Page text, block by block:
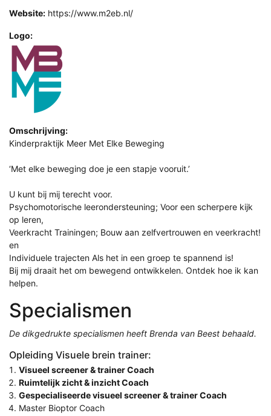
Website: https://www.m2eb.nl/
Logo:
Omschrijving:
Kinderpraktijk Meer Met Elke Beweging
‘Met elke beweging doe je een stapje vooruit.’
U kunt bij mij terecht voor.
Psychomotorische leerondersteuning; Voor een scherpere kijk
op leren,
Veerkracht Trainingen; Bouw aan zelfvertrouwen en veerkracht!
en
Individuele trajecten Als het in een groep te spannend is!
Bij mij draait het om bewegend ontwikkelen. Ontdek hoe ik kan
helpen.
Specialismen
De dikgedrukte specialismen heeft Brenda van Beest behaald.
Opleiding Visuele brein trainer:
Visueel screener & trainer Coach
Ruimtelijk zicht & inzicht Coach
Gespecialiseerde visueel screener & trainer Coach
Master Bioptor Coach